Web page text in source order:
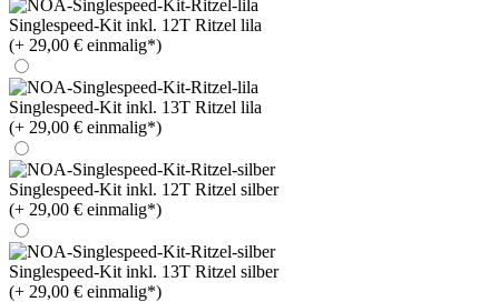
Singlespeed-Kit inkl. 12T Ritzel lila
(+ 29,00 € einmalig*)
Singlespeed-Kit inkl. 13T Ritzel lila
(+ 29,00 € einmalig*)
Singlespeed-Kit inkl. 12T Ritzel silber
(+ 29,00 € einmalig*)
Singlespeed-Kit inkl. 13T Ritzel silber
(+ 29,00 € einmalig*)